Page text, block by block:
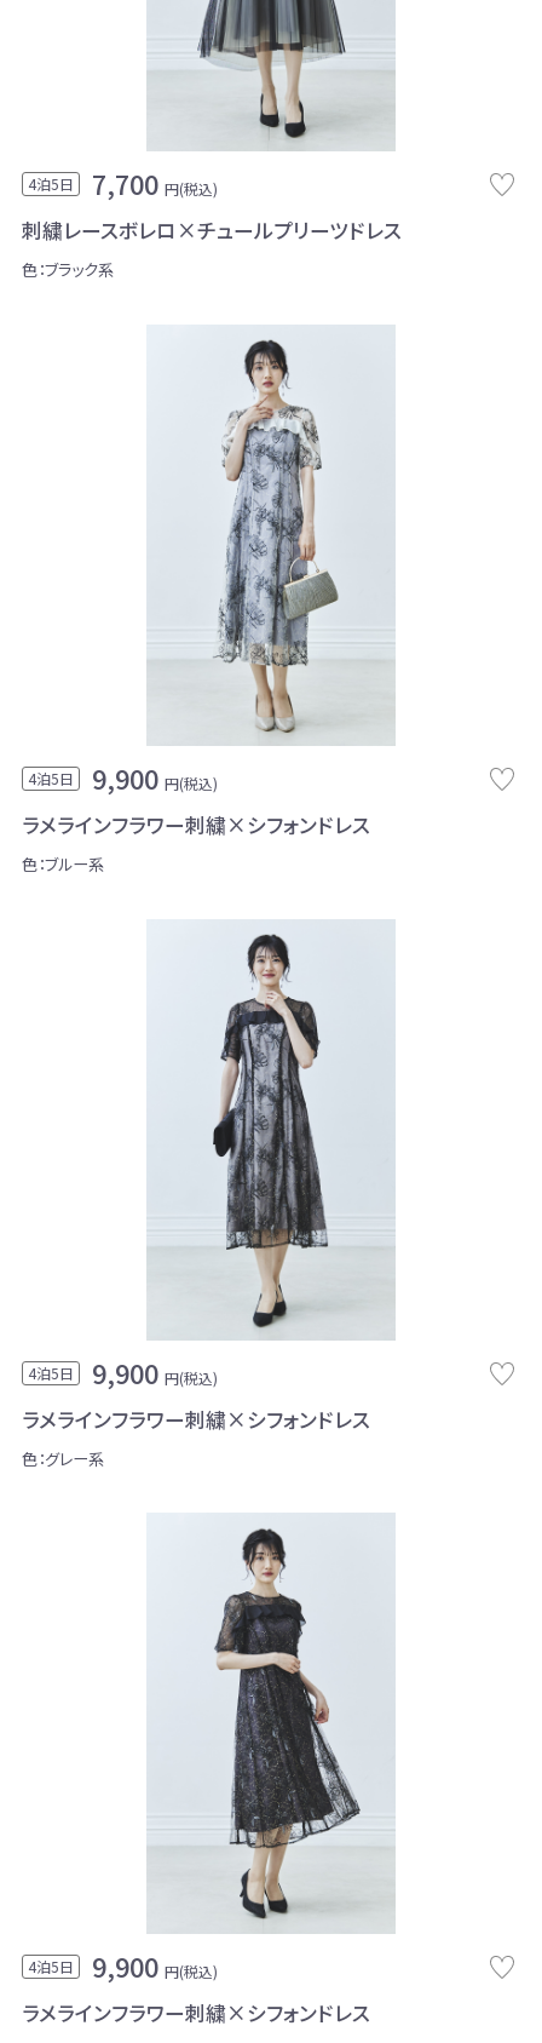
4泊5日 7,700 円(税込)
刺繍レースボレロ×チュールプリーツドレス
色：ブラック系
4泊5日 9,900 円(税込)
ラメラインフラワー刺繍×シフォンドレス
色：ブルー系
4泊5日 9,900 円(税込)
ラメラインフラワー刺繍×シフォンドレス
色：グレー系
4泊5日 9,900 円(税込)
ラメラインフラワー刺繍×シフォンドレス